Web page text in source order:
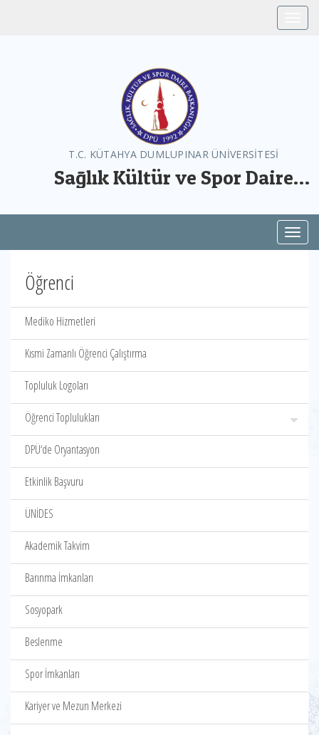
T.C. KÜTAHYA DUMLUPINAR ÜNİVERSİTESİ
Sağlık Kültür ve Spor Daire
Öğrenci
Mediko Hizmetleri
Kısmi Zamanlı Öğrenci Çalıştırma
Topluluk Logoları
Öğrenci Toplulukları
DPÜ‘de Oryantasyon
Etkinlik Başvuru
ÜNİDES
Akademik Takvim
Barınma İmkanları
Sosyopark
Beslenme
Spor İmkanları
Kariyer ve Mezun Merkezi